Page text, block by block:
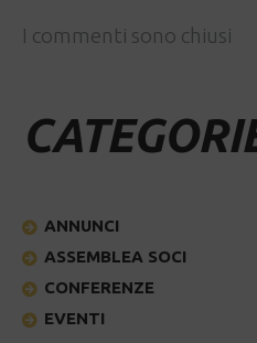
I commenti sono chiusi
ANNUNCI
ASSEMBLEA SOCI
CONFERENZE
EVENTI